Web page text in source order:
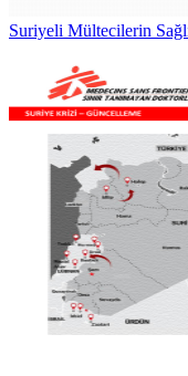
Suriyeli Mültecilerin